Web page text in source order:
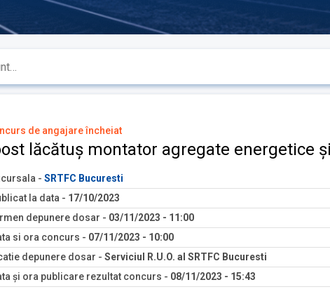
de angajare încheiat
lăcătuș montator agregate energetice
- SRTFC Bucuresti
la data - 17/10/2023
depunere dosar - 03/11/2023 - 11:00
si ora concurs - 07/11/2023 - 10:00
depunere dosar - Serviciul R.U.O. al SRTFC Bucuresti
și ora publicare rezultat concurs - 08/11/2023 - 15:43